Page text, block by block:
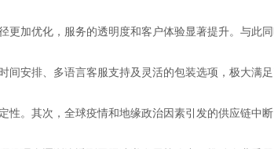
更加优化，服务的透明度和客户体验显著提升。与此
安排、多语言客服支持及灵活的包装选项，极大满
。其次，全球疫情和地缘政治因素引发的供应链中